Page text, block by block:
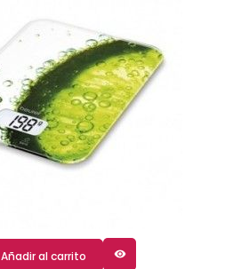
Añadir al carrito 